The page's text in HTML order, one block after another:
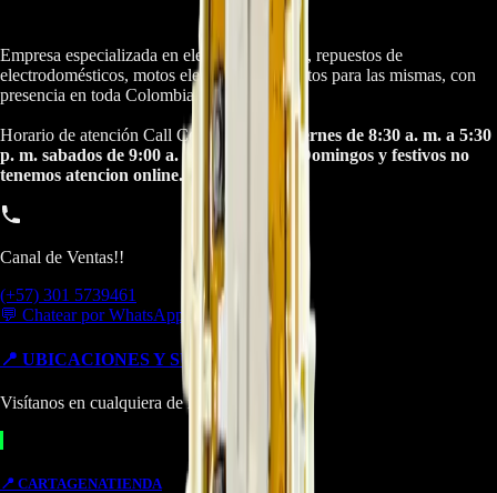
Empresa especializada en electrodomésticos, repuestos de
electrodomésticos, motos electricas y repuestos para las mismas, con
presencia en toda Colombia.
Horario de atención Call Center:
lunes a viernes de 8:30 a. m. a 5:30
p. m. sabados de 9:00 a. m. a 1:00 p. m. Domingos y festivos no
tenemos atencion online.
Canal de Ventas!!
(+57) 301 5739461
💬 Chatear por WhatsApp
📍 UBICACIONES Y SUCURSALES
Visítanos en cualquiera de nuestras tiendas
📍 CARTAGENATIENDA